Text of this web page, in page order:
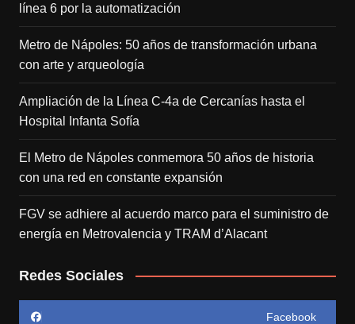
línea 6 por la automatización
Metro de Nápoles: 50 años de transformación urbana
con arte y arqueología
Ampliación de la Línea C-4a de Cercanías hasta el
Hospital Infanta Sofía
El Metro de Nápoles conmemora 50 años de historia
con una red en constante expansión
FGV se adhiere al acuerdo marco para el suministro de
energía en Metrovalencia y TRAM d’Alacant
Redes Sociales
Facebook